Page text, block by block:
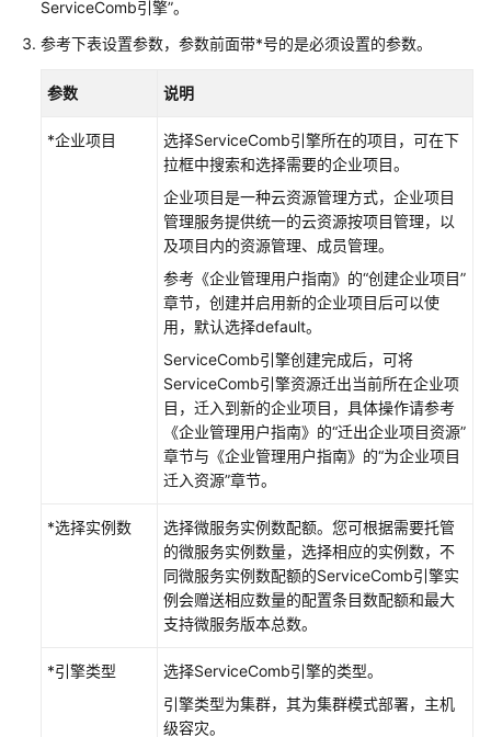
区
品
创
授
ServiceComb引擎”。
参考下表设置参数，参数前面带*号的是必须设置的参数。
参数 说明
*企业项目
选择ServiceComb引擎所在的项目，可在下
拉框中搜索和选择需要的企业项目。
企业项目是一种云资源管理方式，企业项目
管理服务提供统一的云资源按项目管理，以
及项目内的资源管理、成员管理。
参考《企业管理用户指南》的“创建企业项目”
章节，创建并启用新的企业项目后可以使
用，默认选择default。
ServiceComb引擎创建完成后，可将
ServiceComb引擎资源迁出当前所在企业项
目，迁入到新的企业项目，具体操作请参考
《企业管理用户指南》的“迁出企业项目资源”
章节与《企业管理用户指南》的“为企业项目
迁入资源”章节。
*选择实例数
选择微服务实例数配额。您可根据需要托管
的微服务实例数量，选择相应的实例数，不
同微服务实例数配额的ServiceComb引擎实
例会赠送相应数量的配置条目数配额和最大
支持微服务版本总数。
*引擎类型
选择ServiceComb引擎的类型。
引擎类型为集群，其为集群模式部署，主机
级容灾。